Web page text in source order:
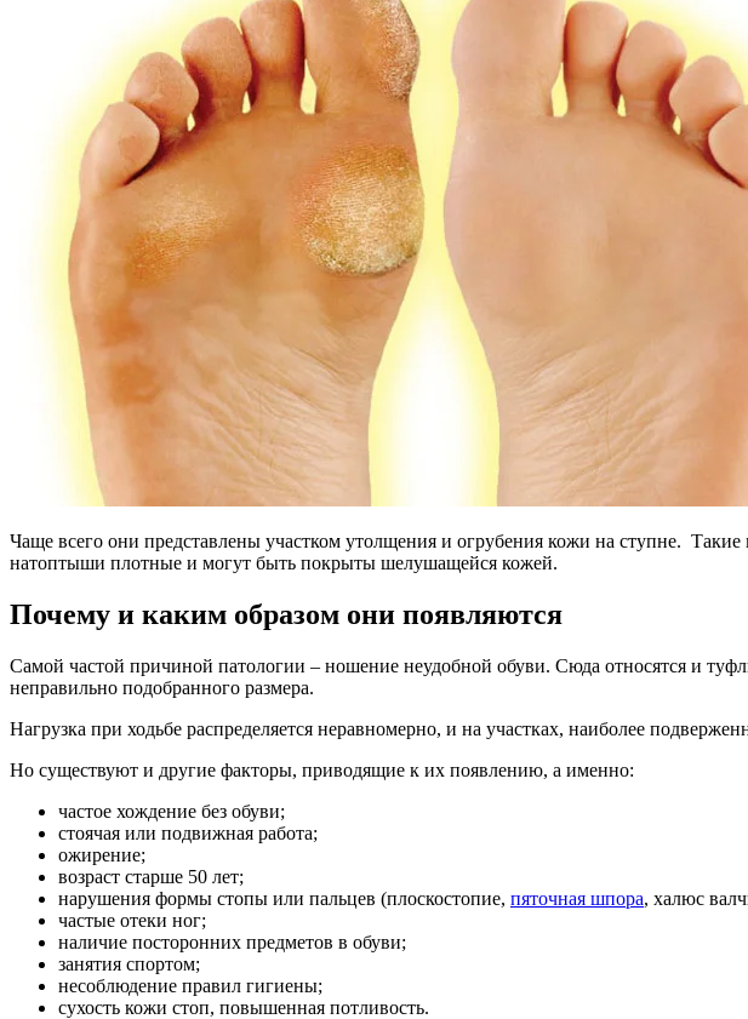
Чаще всего они представлены участком утолщения и огрубения кожи на ступне.
натоптыши плотные и могут быть покрыты шелушащейся кожей.
Почему и каким образом они появляются
Самой частой причиной патологии – ношение неудобной обуви. Сюда относятся и
неправильно подобранного размера.
Нагрузка при ходьбе распределяется неравномерно, и на участках, наиболее
Но существуют и другие факторы, приводящие к их появлению, а именно:
частое хождение без обуви;
стоячая или подвижная работа;
ожирение;
возраст старше 50 лет;
нарушения формы стопы или пальцев (плоскостопие, пяточная шпора, халюс
частые отеки ног;
наличие посторонних предметов в обуви;
занятия спортом;
несоблюдение правил гигиены;
сухость кожи стоп, повышенная потливость.